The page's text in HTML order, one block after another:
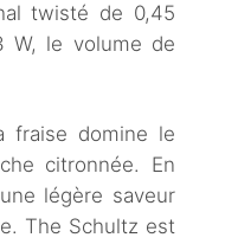
twisté de 0,45
W, le volume de
fraise domine le
citronnée. En
légère saveur
The Schultz est